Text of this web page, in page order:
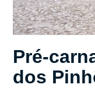
Pré-
dos